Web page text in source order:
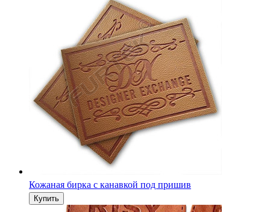
Кожаная бирка канавка-пунктир